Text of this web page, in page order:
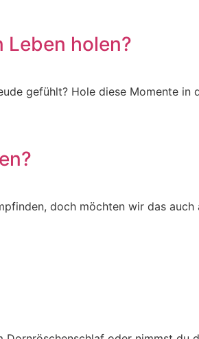
holen?
gefühlt? Hole diese Momente in
doch möchten wir das